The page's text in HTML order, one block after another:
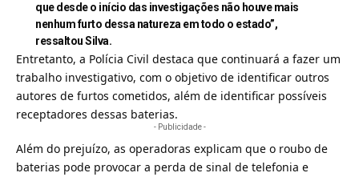
que desde o início das investigações não houve mais
nenhum furto dessa natureza em todo o estado”,
ressaltou Silva.
Entretanto, a Polícia Civil destaca que continuará a fazer um
trabalho investigativo, com o objetivo de identificar outros
autores de furtos cometidos, além de identificar possíveis
receptadores dessas baterias.
- Publicidade -
Além do prejuízo, as operadoras explicam que o roubo de
baterias pode provocar a perda de sinal de telefonia e